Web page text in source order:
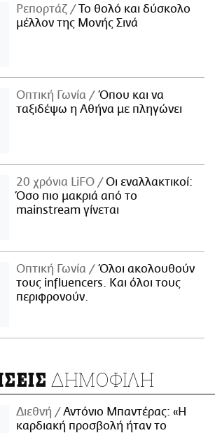
Ρεπορτάζ
Το θολό και δύσκολο
μέλλον της Μονής Σινά
Οπτική Γωνία
Όπου και να
ταξιδέψω η Αθήνα με πληγώνει
20 χρόνια LiFO
Οι εναλλακτικοί:
Όσο πιο μακριά από το
mainstream γίνεται
Οπτική Γωνία
Όλοι ακολουθούν
τους influencers. Και όλοι τους
περιφρονούν.
ΔΗΜΟΦΙΛΗ
Διεθνή
Αντόνιο Μπαντέρας: «Η
καρδιακή προσβολή ήταν το